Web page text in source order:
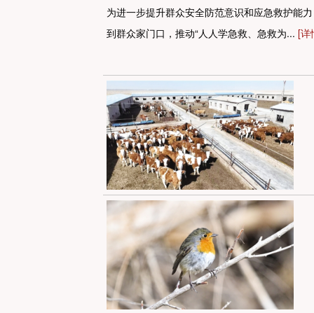
为进一步提升群众安全防范意识和应急救护能
到群众家门口，推动“人人学急救、急救为... [详